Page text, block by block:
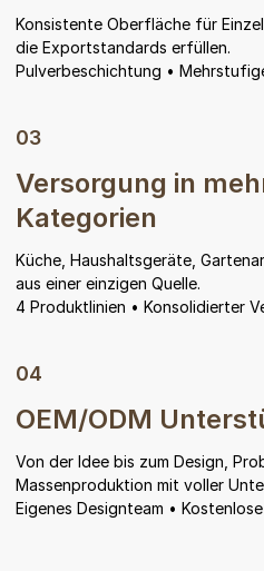
Konsistente Oberfläche für
die Exportstandards erfüllen.
Pulverbeschichtung •
03
Versorgung in
Kategorien
Küche, Haushaltsgeräte,
aus einer einzigen Quelle.
4 Produktlinien • Konsolidierter
04
OEM/ODM
Von der Idee bis zum Design,
Massenproduktion mit voller
Eigenes Designteam •